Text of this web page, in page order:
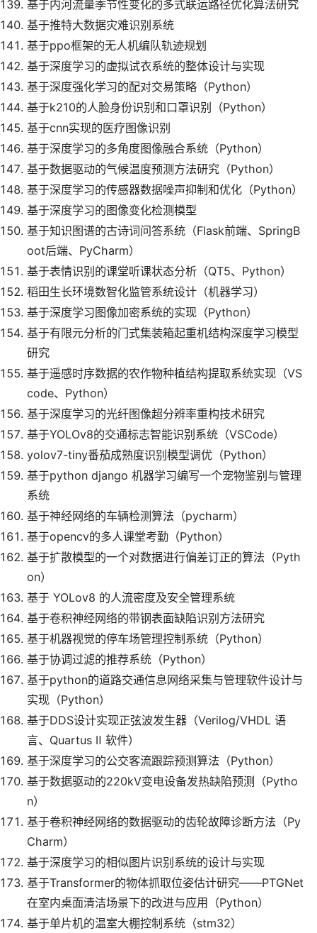
基于内河流量季节性变化的多式联运路径优化算法研究
基于推特大数据灾难识别系统
基于ppo框架的无人机编队轨迹规划
基于深度学习的虚拟试衣系统的整体设计与实现
基于深度强化学习的配对交易策略（Python）
基于k210的人脸身份识别和口罩识别（Python）
基于cnn实现的医疗图像识别
基于深度学习的多角度图像融合系统（Python）
基于数据驱动的气候温度预测方法研究（Python）
基于深度学习的传感器数据噪声抑制和优化（Python）
基于深度学习的图像变化检测模型
基于知识图谱的古诗词问答系统（Flask前端、SpringB
oot后端、PyCharm）
基于表情识别的课堂听课状态分析（QT5、Python）
稻田生长环境数智化监管系统设计（机器学习）
基于深度学习图像加密系统的实现（Python）
基于有限元分析的门式集装箱起重机结构深度学习模型
研究
基于遥感时序数据的农作物种植结构提取系统实现（VS
code、Python）
基于深度学习的光纤图像超分辨率重构技术研究
基于YOLOv8的交通标志智能识别系统（VSCode）
yolov7-tiny番茄成熟度识别模型调优（Python）
基于python django 机器学习编写一个宠物鉴别与管理
系统
基于神经网络的车辆检测算法（pycharm）
基于opencv的多人课堂考勤（Python）
基于扩散模型的一个对数据进行偏差订正的算法（Pyth
on）
基于 YOLov8 的人流密度及安全管理系统
基于卷积神经网络的带钢表面缺陷识别方法研究
基于机器视觉的停车场管理控制系统（Python）
基于协调过滤的推荐系统（Python）
基于python的道路交通信息网络采集与管理软件设计与
实现（Python）
基于DDS设计实现正弦波发生器（Verilog/VHDL 语
言、Quartus Ⅱ 软件）
基于深度学习的公交客流跟踪预测算法（Python）
基于数据驱动的220kV变电设备发热缺陷预测（Pytho
n）
基于卷积神经网络的数据驱动的齿轮故障诊断方法（Py
Charm）
基于深度学习的相似图片识别系统的设计与实现
基于Transformer的物体抓取位姿估计研究——PTGNet
在室内桌面清洁场景下的改进与应用（Python）
基于单片机的温室大棚控制系统（stm32）